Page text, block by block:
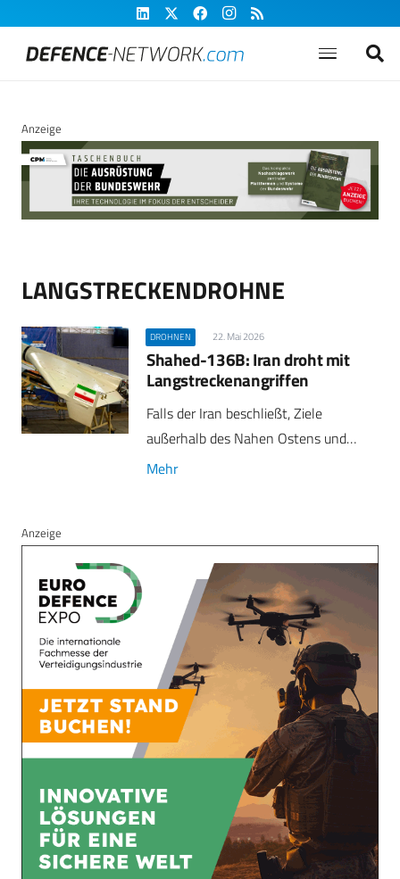
Anzeige
LANGSTRECKENDROHNE
DROHNEN 22. Mai 2026
Shahed-136B: Iran droht mit
Langstreckenangriffen
Falls der Iran beschließt, Ziele
außerhalb des Nahen Ostens und…
Mehr
Anzeige